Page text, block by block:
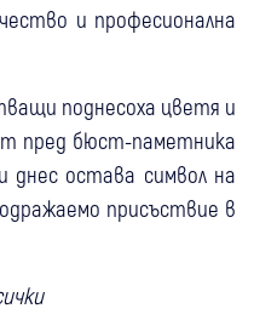
и професионална
поднесоха цветя и
пред бюст-паметника
днес остава символ на
присъствие в